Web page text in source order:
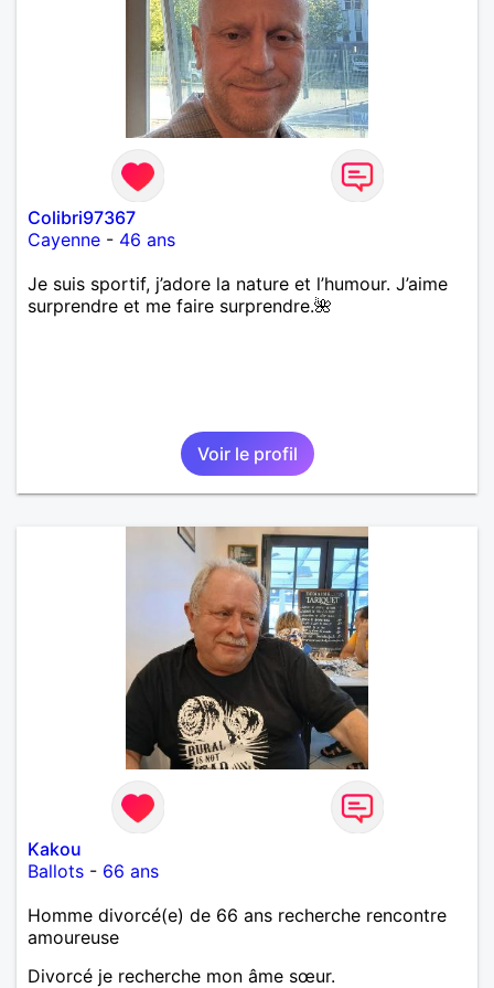
Colibri97367
Cayenne - 46 ans
Je suis sportif, j’adore la nature et l’humour. J’aime
surprendre et me faire surprendre.🌺
Voir le profil
Kakou
Ballots - 66 ans
Homme divorcé(e) de 66 ans recherche rencontre
amoureuse
Divorcé je recherche mon âme sœur.